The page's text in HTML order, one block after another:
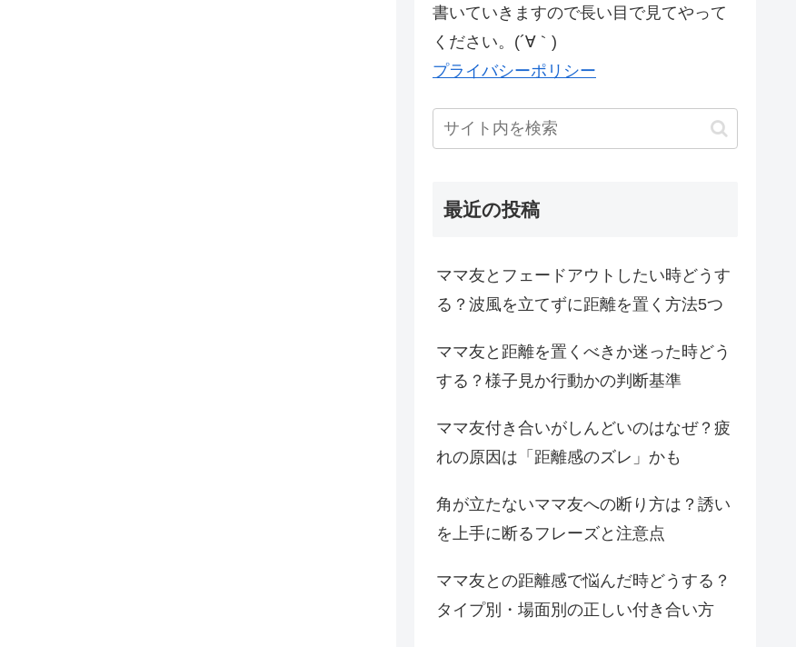
書いていきますので長い目で見てやって
ください。(´∀｀)
プライバシーポリシー
最近の投稿
ママ友とフェードアウトしたい時どうす
る？波風を立てずに距離を置く方法5つ
ママ友と距離を置くべきか迷った時どう
する？様子見か行動かの判断基準
ママ友付き合いがしんどいのはなぜ？疲
れの原因は「距離感のズレ」かも
角が立たないママ友への断り方は？誘い
を上手に断るフレーズと注意点
ママ友との距離感で悩んだ時どうする？
タイプ別・場面別の正しい付き合い方